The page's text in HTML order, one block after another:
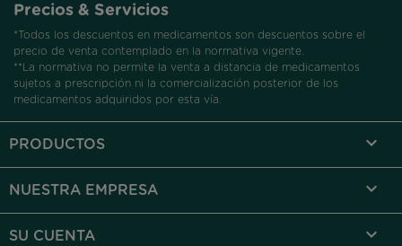
Precios & Servicios
*Todos los descuentos en medicamentos son descuentos sobre el
precio de venta contemplado en la normativa vigente.
**La normativa no permite la venta a distancia de medicamentos
sujetos a prescripción ni la comercialización posterior de los
medicamentos adquiridos por esta vía.
PRODUCTOS 
NUESTRA EMPRESA 
SU CUENTA 